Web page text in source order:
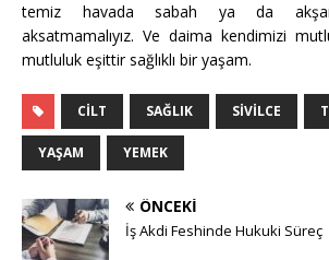
temiz havada sabah ya da
aksatmamalıyız. Ve daima kendimizi
mutluluk eşittir sağlıklı bir yaşam.
CILT SAĞLIK SIVILCE
YAŞAM YEMEK
ÖNCEKI
İş Akdi Feshinde Hukuki Süreç